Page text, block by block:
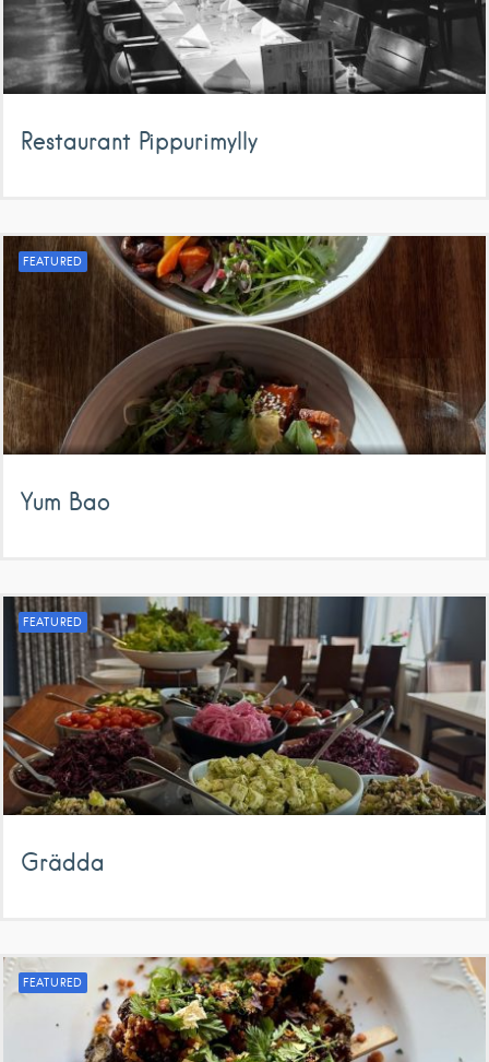
Restaurant Pippurimylly
FEATURED
Yum Bao
FEATURED
Grädda
FEATURED